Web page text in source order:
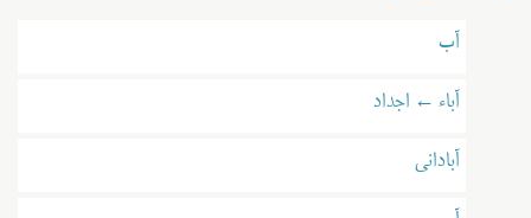
آب
آباء ← اجداد
آبادانی